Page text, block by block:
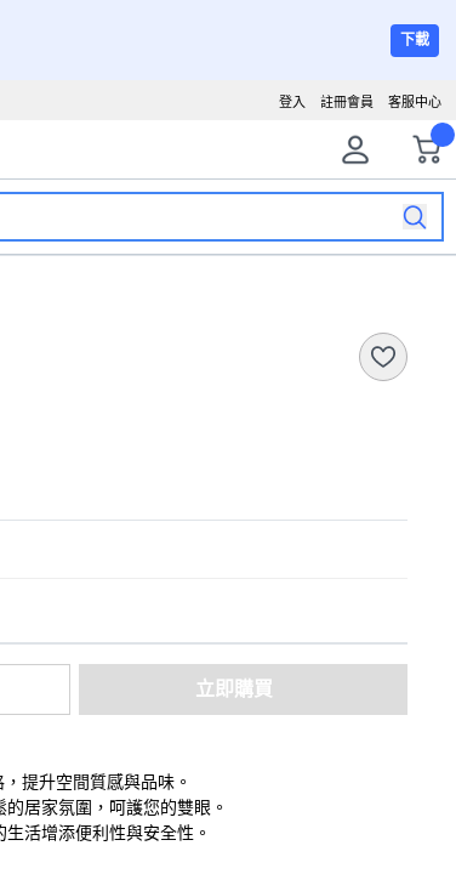
下載
客服中心
註冊會員
登入
立即購買
提升空間質感與品味。
居家氛圍，呵護您的雙眼。
活增添便利性與安全性。